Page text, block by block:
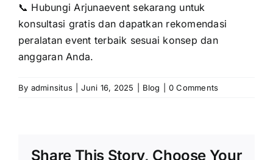
📞 Hubungi Arjunaevent sekarang untuk
konsultasi gratis dan dapatkan rekomendasi
peralatan event terbaik sesuai konsep dan
anggaran Anda.
By adminsitus Juni 16, 2025 Blog 0 Comments
Share This Story, Choose Your